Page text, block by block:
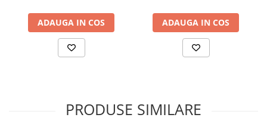
ADAUGA IN COS ADAUGA IN COS
PRODUSE SIMILARE